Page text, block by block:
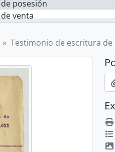
posesión
venta
Testimonio de escritura de